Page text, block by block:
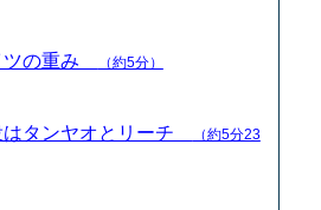
ツの重み （約5分）
はタンヤオとリーチ
（約5分23